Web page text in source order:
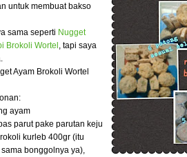
untuk membuat bakso
sama seperti Nugget
Brokoli Wortel , tapi saya
Ayam Brokoli Wortel
ayam
parut pake parutan keju
kurleb 400gr (itu
bonggolnya ya),